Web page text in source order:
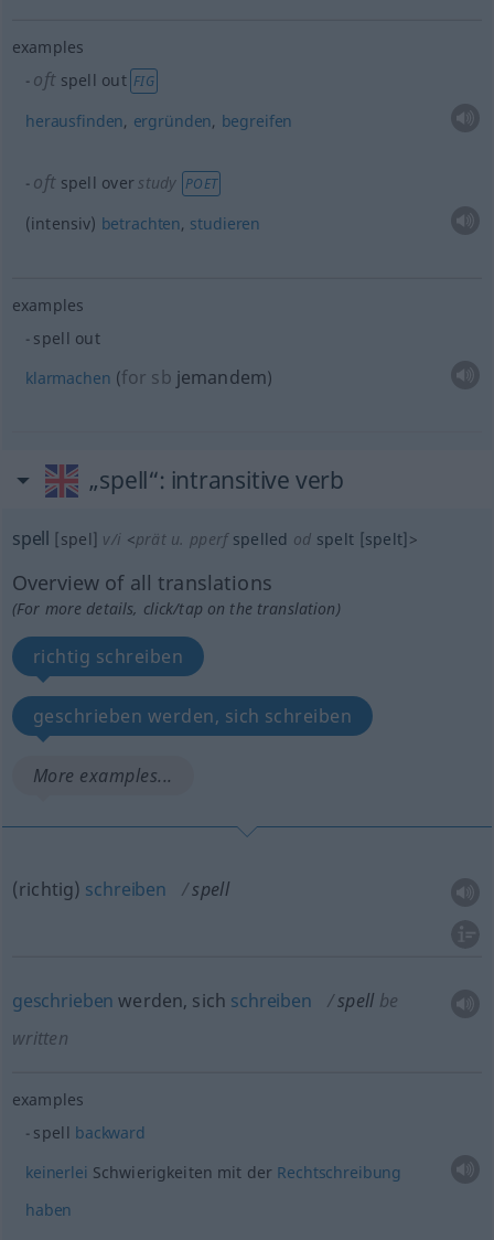
examples
oftspell out FIG
herausfinden, ergründen, begreifen
oftspell over study POET
(intensiv) betrachten, studieren
examples
spell out
klarmachen (for sb jemandem)
„spell“: intransitive verb
spell [spel] v/i <prätu. pperfspelled od spelt [spelt]>
Overview of all translations
(For more details, click/tap on the translation)
richtig schreiben
geschrieben werden, sich schreiben
More examples...
(richtig) schreiben spell
geschrieben werden, sich schreiben spell be
written
examples
spell backward
keinerlei Schwierigkeiten mit der Rechtschreibung
haben